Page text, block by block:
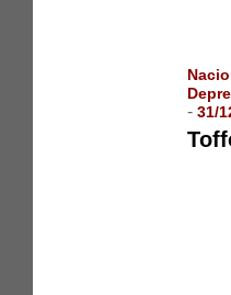
-31/